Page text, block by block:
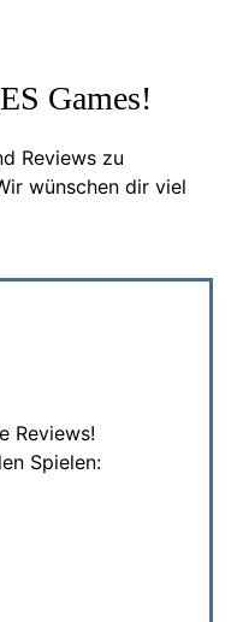
Games!
Reviews zu
wünschen dir viel
Reviews!
Spielen: